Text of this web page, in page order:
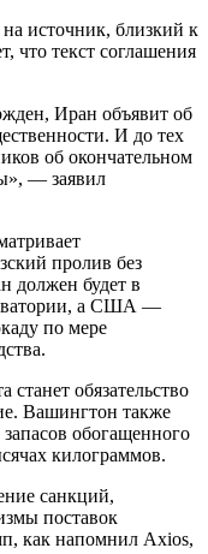
источник, близкий к
что текст соглашения
Иран объявит об
И до тех
об окончательном
— заявил
пролив без
должен будет в
а США —
по мере
обязательство
Вашингтон также
запасов обогащенного
килограммов.
санкций,
поставок
как напомнил Axios,